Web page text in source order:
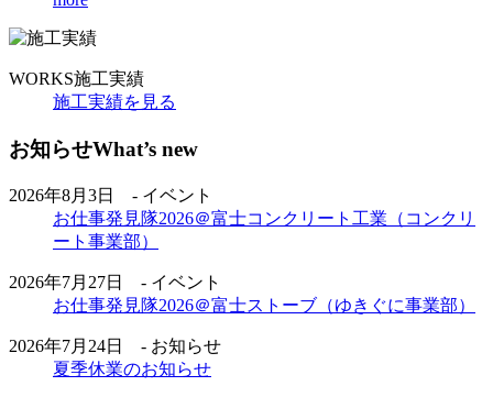
WORKS施工実績
施工実績を見る
お知らせWhat’s new
2026年8月3日 - イベント
お仕事発見隊2026＠富士コンクリート工業（コンクリ
ート事業部）
2026年7月27日 - イベント
お仕事発見隊2026＠富士ストーブ（ゆきぐに事業部）
2026年7月24日 - お知らせ
夏季休業のお知らせ